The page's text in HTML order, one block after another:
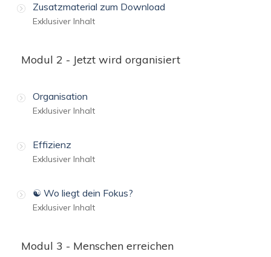
Zusatzmaterial zum Download
Exklusiver Inhalt
Modul 2 - Jetzt wird organisiert
Organisation
Exklusiver Inhalt
Effizienz
Exklusiver Inhalt
☯️ Wo liegt dein Fokus?
Exklusiver Inhalt
Modul 3 - Menschen erreichen